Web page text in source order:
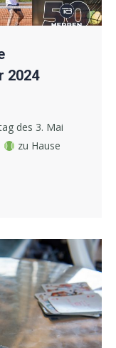
2024
des 3. Mai
zu Hause